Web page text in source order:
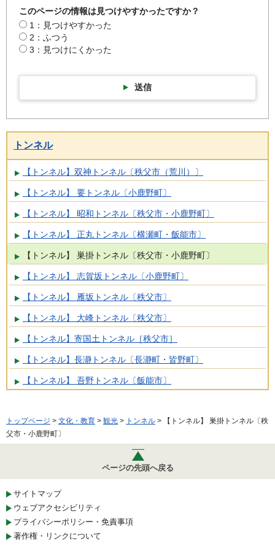
このページの情報は見つけやすかったですか？
1：見つけやすかった
2：ふつう
3：見つけにくかった
送信
トンネル
【トンネル】双神トンネル〔秩父市（荒川）〕
【トンネル】 要トンネル〔小鹿野町〕
【トンネル】 昭和トンネル〔秩父市・小鹿野町〕
【トンネル】 正丸トンネル〔横瀬町・飯能市〕
【トンネル】 巣掛トンネル〔秩父市・小鹿野町〕
【トンネル】 志賀坂トンネル〔小鹿野町〕
【トンネル】 雁坂トンネル〔秩父市〕
【トンネル】 大峰トンネル〔秩父市〕
【トンネル】寄国土トンネル［秩父市］
【トンネル】長瀞トンネル〔長瀞町・皆野町〕
【トンネル】 吾野トンネル〔飯能市〕
トップページ > 文化・教育 > 観光 > トンネル > 【トンネル】 巣掛トンネル〔秩
父市・小鹿野町〕
ページの先頭へ戻る
サイトマップ
ウェブアクセシビリティ
プライバシーポリシー・免責事項
著作権・リンクについて